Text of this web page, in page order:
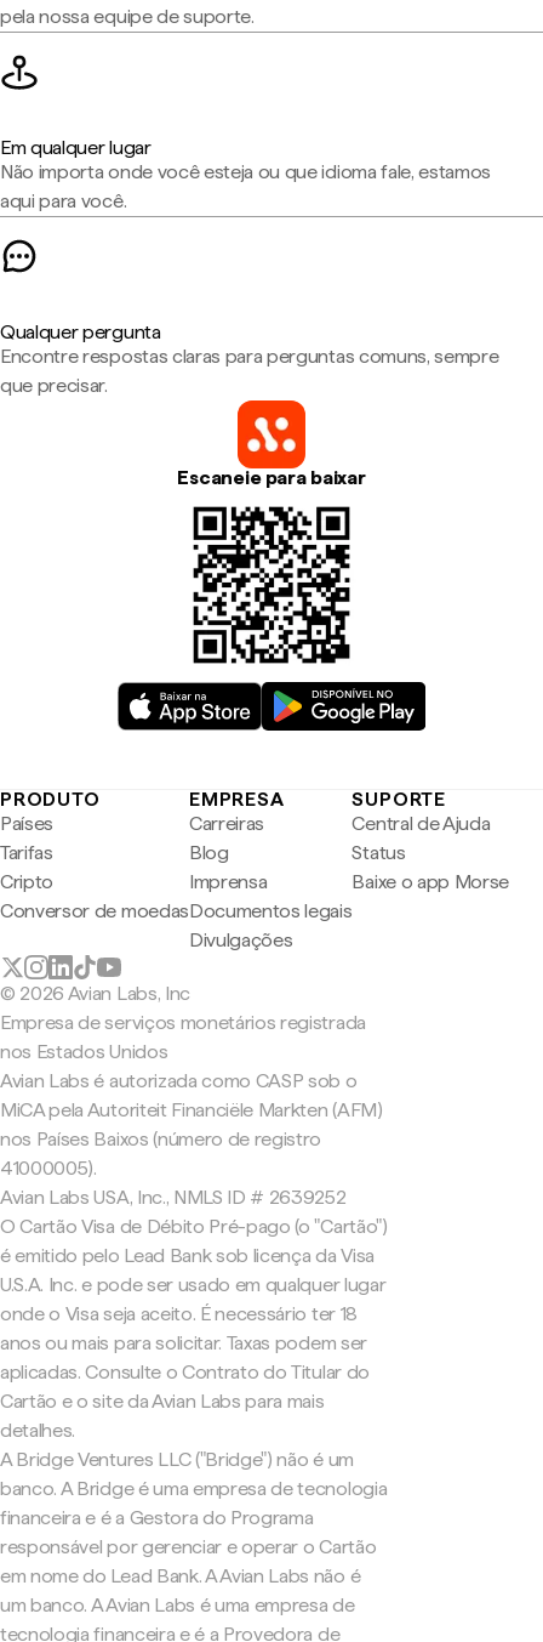
pela nossa equipe de suporte.
Em qualquer lugar
Não importa onde você esteja ou que idioma fale, estamos
aqui para você.
Qualquer pergunta
Encontre respostas claras para perguntas comuns, sempre
que precisar.
Escaneie para baixar
PRODUTO
Países
Tarifas
Cripto
Conversor de moedas
EMPRESA
Carreiras
Blog
Imprensa
Documentos legais
Divulgações
SUPORTE
Central de Ajuda
Status
Baixe o app Morse
© 2026 Avian Labs, Inc
Empresa de serviços monetários registrada
nos Estados Unidos
Avian Labs é autorizada como CASP sob o
MiCA pela Autoriteit Financiële Markten (AFM)
nos Países Baixos (número de registro
41000005).
Avian Labs USA, Inc., NMLS ID # 2639252
O Cartão Visa de Débito Pré-pago (o "Cartão")
é emitido pelo Lead Bank sob licença da Visa
U.S.A. Inc. e pode ser usado em qualquer lugar
onde o Visa seja aceito. É necessário ter 18
anos ou mais para solicitar. Taxas podem ser
aplicadas. Consulte o Contrato do Titular do
Cartão e o site da Avian Labs para mais
detalhes.
A Bridge Ventures LLC ("Bridge") não é um
banco. A Bridge é uma empresa de tecnologia
financeira e é a Gestora do Programa
responsável por gerenciar e operar o Cartão
em nome do Lead Bank. A Avian Labs não é
um banco. A Avian Labs é uma empresa de
tecnologia financeira e é a Provedora de